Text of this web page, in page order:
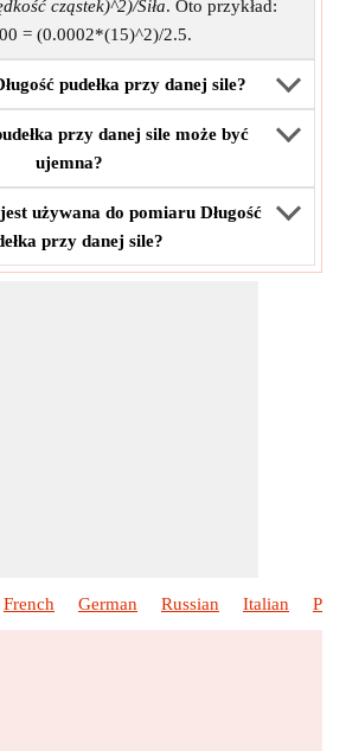
cząstek)^2)/Siła. Oto przykład:
= (0.0002*(15)^2)/2.5.
pudełka przy danej sile?
przy danej sile może być
ujemna?
używana do pomiaru Długość
przy danej sile?
French German Russian Italian